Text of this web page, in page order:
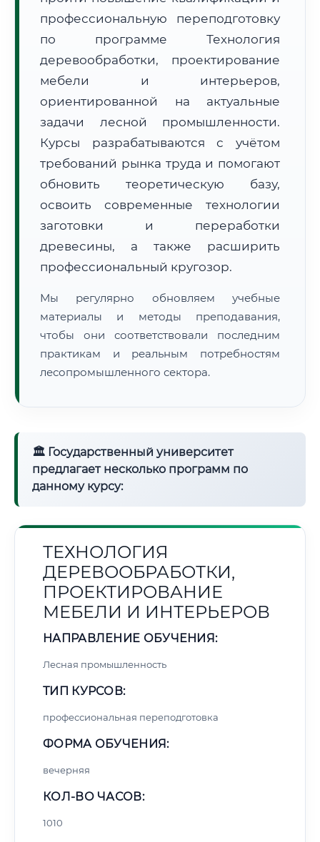
• Маршрут транзита: ~638 км
• Экспресс-доставка СДЭК / Почтой:
1–2 рабочих дня
📜 Документы и аккредитация ФИС ФРДО
🔍 Нажмите на документ для увеличения и просмотра
профессиональную переподготовку
по программе Технология
деревообработки, проектирование
мебели и интерьеров,
ориентированной на актуальные
задачи лесной промышленности.
Курсы разрабатываются с учётом
требований рынка труда и помогают
обновить теоретическую базу,
освоить современные технологии
заготовки и переработки
древесины, а также расширить
профессиональный кругозор.
Мы регулярно обновляем учебные
материалы и методы преподавания,
чтобы они соответствовали последним
практикам и реальным потребностям
лесопромышленного сектора.
🏛 Государственный университет
предлагает несколько программ по
данному курсу:
ТЕХНОЛОГИЯ
ДЕРЕВООБРАБОТКИ,
ПРОЕКТИРОВАНИЕ
МЕБЕЛИ И ИНТЕРЬЕРОВ
НАПРАВЛЕНИЕ ОБУЧЕНИЯ:
Лесная промышленность
ТИП КУРСОВ:
профессиональная переподготовка
ФОРМА ОБУЧЕНИЯ:
вечерняя
КОЛ-ВО ЧАСОВ:
1010